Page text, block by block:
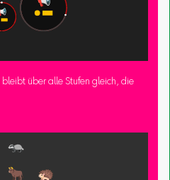
über alle Stufen gleich, die